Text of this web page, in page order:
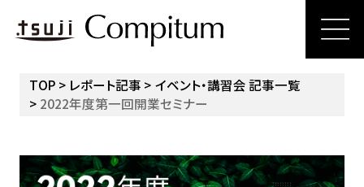
TOP レポート記事
イベント・講習会 記事一覧
2022年度第一回開業セミナー